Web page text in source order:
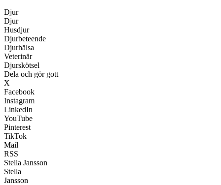
Djur
Djur
Husdjur
Djurbeteende
Djurhälsa
Veterinär
Djurskötsel
Dela och gör gott
X
Facebook
Instagram
LinkedIn
YouTube
Pinterest
TikTok
Mail
RSS
Stella Jansson
Stella
Jansson